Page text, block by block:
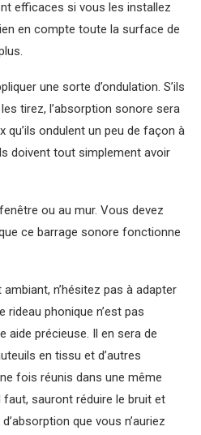
efficaces si vous les installez
en compte toute la surface de
une sorte d’ondulation. S’ils
tirez, l’absorption sonore sera
qu’ils ondulent un peu de façon à
doivent tout simplement avoir
ou au mur. Vous devez
ce barrage sonore fonctionne
n’hésitez pas à adapter
rideau phonique n’est pas
aide précieuse. Il en sera de
en tissu et d’autres
fois réunis dans une même
sauront réduire le bruit et
que vous n’auriez